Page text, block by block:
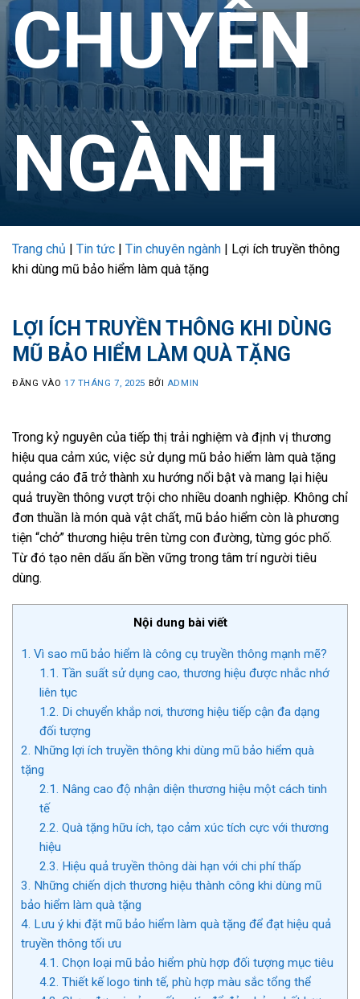
CHUYÊN
NGÀNH
Trang chủ | Tin tức | Tin chuyên ngành | Lợi ích truyền thông
khi dùng mũ bảo hiểm làm quà tặng
LỢI ÍCH TRUYỀN THÔNG KHI DÙNG
MŨ BẢO HIỂM LÀM QUÀ TẶNG
ĐĂNG VÀO17 THÁNG 7, 2025 BỞI ADMIN
Trong kỷ nguyên của tiếp thị trải nghiệm và định vị thương
hiệu qua cảm xúc, việc sử dụng mũ bảo hiểm làm quà tặng
quảng cáo đã trở thành xu hướng nổi bật và mang lại hiệu
quả truyền thông vượt trội cho nhiều doanh nghiệp. Không chỉ
đơn thuần là món quà vật chất, mũ bảo hiểm còn là phương
tiện “chở” thương hiệu trên từng con đường, từng góc phố.
Từ đó tạo nên dấu ấn bền vững trong tâm trí người tiêu
dùng.
Nội dung bài viết
1. Vì sao mũ bảo hiểm là công cụ truyền thông mạnh mẽ?
1.1. Tần suất sử dụng cao, thương hiệu được nhắc nhớ
liên tục
1.2. Di chuyển khắp nơi, thương hiệu tiếp cận đa dạng
đối tượng
2. Những lợi ích truyền thông khi dùng mũ bảo hiểm quà
tặng
2.1. Nâng cao độ nhận diện thương hiệu một cách tinh
tế
2.2. Quà tặng hữu ích, tạo cảm xúc tích cực với thương
hiệu
2.3. Hiệu quả truyền thông dài hạn với chi phí thấp
3. Những chiến dịch thương hiệu thành công khi dùng mũ
bảo hiểm làm quà tặng
4. Lưu ý khi đặt mũ bảo hiểm làm quà tặng để đạt hiệu quả
truyền thông tối ưu
4.1. Chọn loại mũ bảo hiểm phù hợp đối tượng mục tiêu
4.2. Thiết kế logo tinh tế, phù hợp màu sắc tổng thể